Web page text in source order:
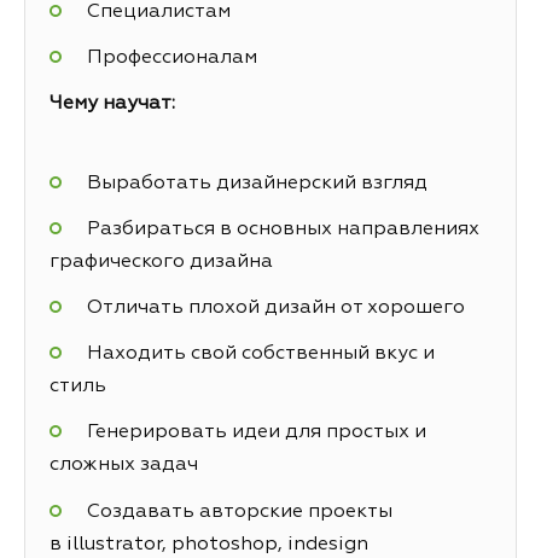
Специалистам
Профессионалам
Чему научат:
Выработать дизайнерский взгляд
Разбираться в основных направлениях
графического дизайна
Отличать плохой дизайн от хорошего
Находить свой собственный вкус и
стиль
Генерировать идеи для простых и
сложных задач
Создавать авторские проекты
в illustrator, photoshop, indesign